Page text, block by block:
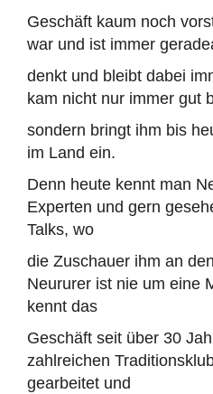
Geschäft kaum noch
war und ist immer
denkt und bleibt dabei
kam nicht nur immer gut
sondern bringt ihm bis
im Land ein.
Denn heute kennt man
Experten und gern
Talks, wo
die Zuschauer ihm an
Neururer ist nie um eine
kennt das
Geschäft seit über 30
zahlreichen
gearbeitet und